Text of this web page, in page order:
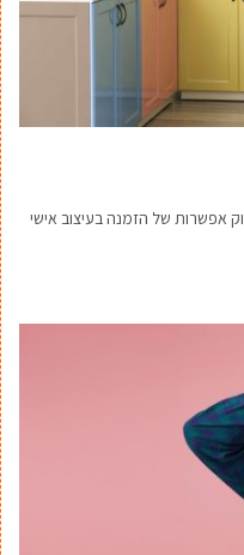
אפשרות של הזמנה בעיצוב אישי